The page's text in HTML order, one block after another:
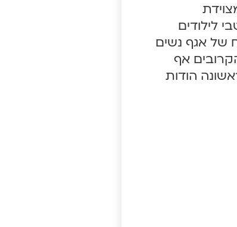
לילודים
של אגף נשים
הקרובים אף
הודות